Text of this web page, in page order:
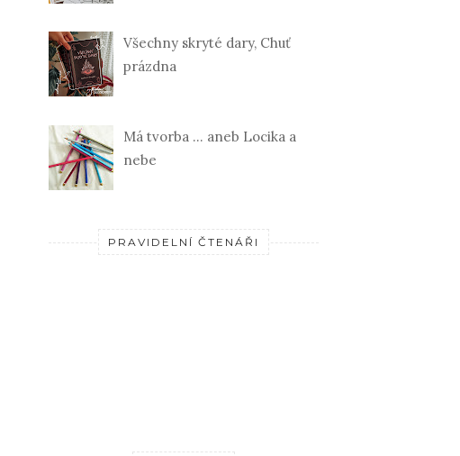
Všechny skryté dary, Chuť
prázdna
Má tvorba ... aneb Locika a
nebe
PRAVIDELNÍ ČTENÁŘI